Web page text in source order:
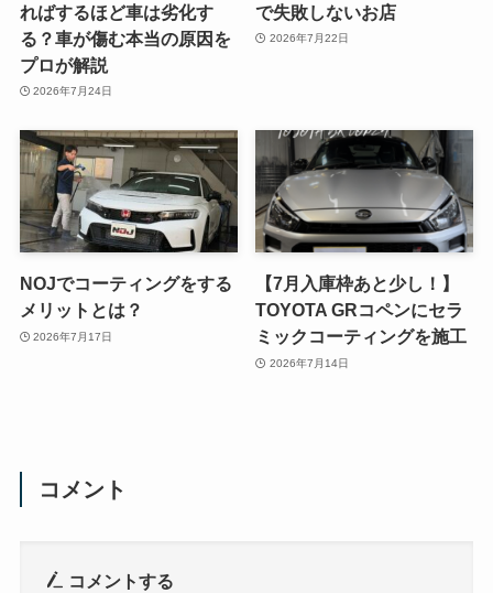
ればするほど車は劣化す
る？車が傷む本当の原因を
プロが解説
2026年7月24日
で失敗しないお店
2026年7月22日
NOJでコーティングをする
メリットとは？
2026年7月17日
【7月入庫枠あと少し！】
TOYOTA GRコペンにセラ
ミックコーティングを施工
2026年7月14日
コメント
コメントする